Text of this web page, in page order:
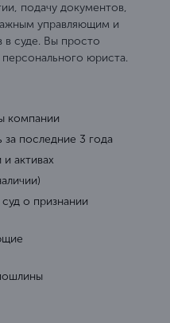
подачу документов,
управляющим и
в суде. Вы просто
юриста.
компании
за последние 3 года
активах
о признании